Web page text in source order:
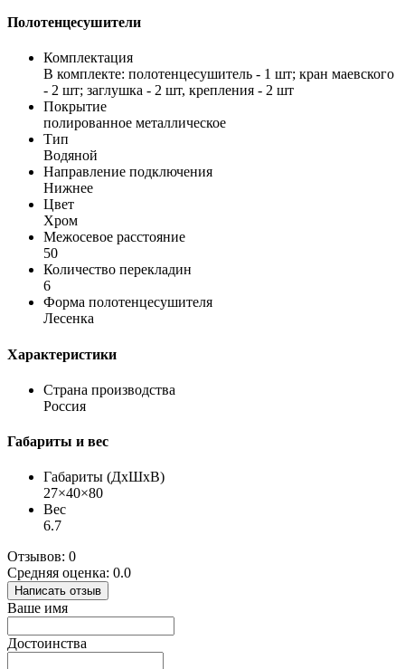
Полотенцесушители
Комплектация
В комплекте: полотенцесушитель - 1 шт; кран маевского
- 2 шт; заглушка - 2 шт, крепления - 2 шт
Покрытие
полированное металлическое
Тип
Водяной
Направление подключения
Нижнее
Цвет
Хром
Межосевое расстояние
50
Количество перекладин
6
Форма полотенцесушителя
Лесенка
Характеристики
Страна производства
Россия
Габариты и вес
Габариты (ДхШхВ)
27×40×80
Вес
6.7
Отзывов: 0
Средняя оценка: 0.0
Написать отзыв
Ваше имя
Достоинства